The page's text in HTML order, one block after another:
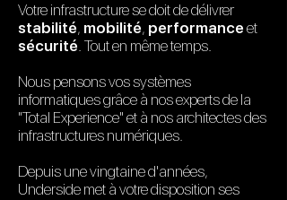
Votre infrastructure se doit de délivrer
stabilité, mobilité, performance et
sécurité. Tout en même temps.
Nous pensons vos systèmes
informatiques grâce à nos experts de la
"Total Experience" et à nos architectes des
infrastructures numériques.
Depuis une vingtaine d'années,
Underside met à votre disposition ses